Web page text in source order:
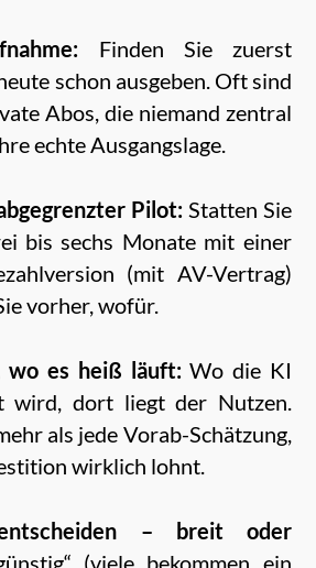
Finden Sie zuerst
schon ausgeben. Oft sind
Abos, die niemand zentral
echte Ausgangslage.
Pilot:Statten Sie
bis sechs Monate mit einer
(mit AV-Vertrag)
vorher, wofür.
wo es heiß läuft:Wo die KI
wird, dort liegt der Nutzen.
als jede Vorab-Schätzung,
wirklich lohnt.
– breit oder
(viele bekommen ein